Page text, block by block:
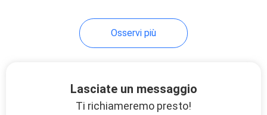
Osservi più
Lasciate un messaggio
Ti richiameremo presto!